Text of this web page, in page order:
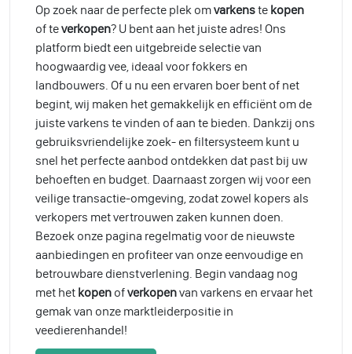
Op zoek naar de perfecte plek omvarkenste kopen
of teverkopen? U bent aan het juiste adres! Ons
platform biedt een uitgebreide selectie van
hoogwaardig vee, ideaal voor fokkers en
landbouwers. Of u nu een ervaren boer bent of net
begint, wij maken het gemakkelijk en efficiënt om de
juiste varkens te vinden of aan te bieden. Dankzij ons
gebruiksvriendelijke zoek- en filtersysteem kunt u
snel het perfecte aanbod ontdekken dat past bij uw
behoeften en budget. Daarnaast zorgen wij voor een
veilige transactie-omgeving, zodat zowel kopers als
verkopers met vertrouwen zaken kunnen doen.
Bezoek onze pagina regelmatig voor de nieuwste
aanbiedingen en profiteer van onze eenvoudige en
betrouwbare dienstverlening. Begin vandaag nog
met het kopen ofverkopenvan varkens en ervaar het
gemak van onze marktleiderpositie in
veedierenhandel!